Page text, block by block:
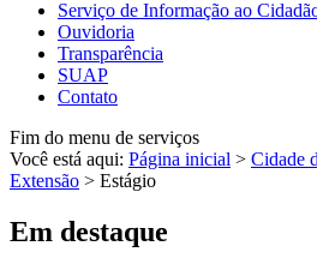
Serviço de Informação ao
Ouvidoria
Transparência
SUAP
Contato
Fim do menu de serviços
Você está aqui: Página inicial > Cidade
Extensão > Estágio
Em destaque